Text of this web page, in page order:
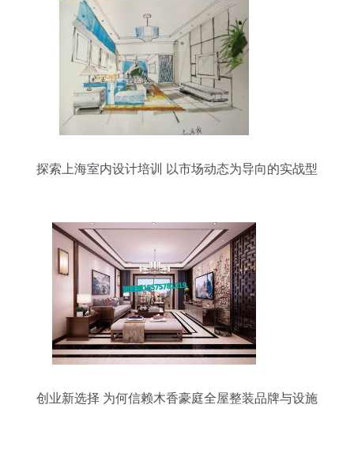
探索上海室内设计培训 以市场动态为导向的实战型
创业新选择 为何信赖木香豪庭全屋整装品牌与设施